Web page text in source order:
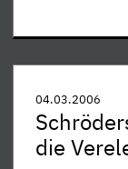
04.03.2006
die